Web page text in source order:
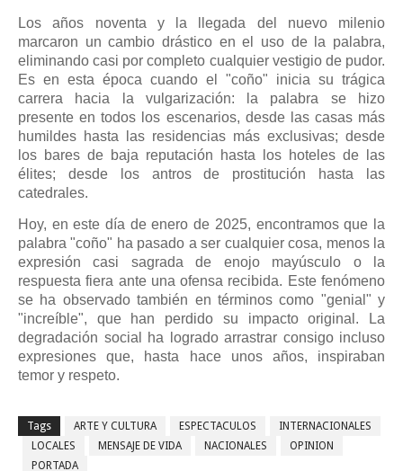
Los años noventa y la llegada del nuevo milenio
marcaron un cambio drástico en el uso de la palabra,
eliminando casi por completo cualquier vestigio de pudor.
Es en esta época cuando el "coño" inicia su trágica
carrera hacia la vulgarización: la palabra se hizo
presente en todos los escenarios, desde las casas más
humildes hasta las residencias más exclusivas; desde
los bares de baja reputación hasta los hoteles de las
élites; desde los antros de prostitución hasta las
catedrales.
Hoy, en este día de enero de 2025, encontramos que la
palabra "coño" ha pasado a ser cualquier cosa, menos la
expresión casi sagrada de enojo mayúsculo o la
respuesta fiera ante una ofensa recibida. Este fenómeno
se ha observado también en términos como "genial" y
"increíble", que han perdido su impacto original. La
degradación social ha logrado arrastrar consigo incluso
expresiones que, hasta hace unos años, inspiraban
temor y respeto.
Tags ARTE Y CULTURA ESPECTACULOS
INTERNACIONALES
LOCALES
MENSAJE DE VIDA NACIONALES
OPINION
PORTADA